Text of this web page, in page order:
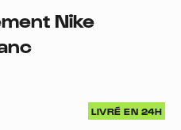
Nike
LIVRÉ EN 24H